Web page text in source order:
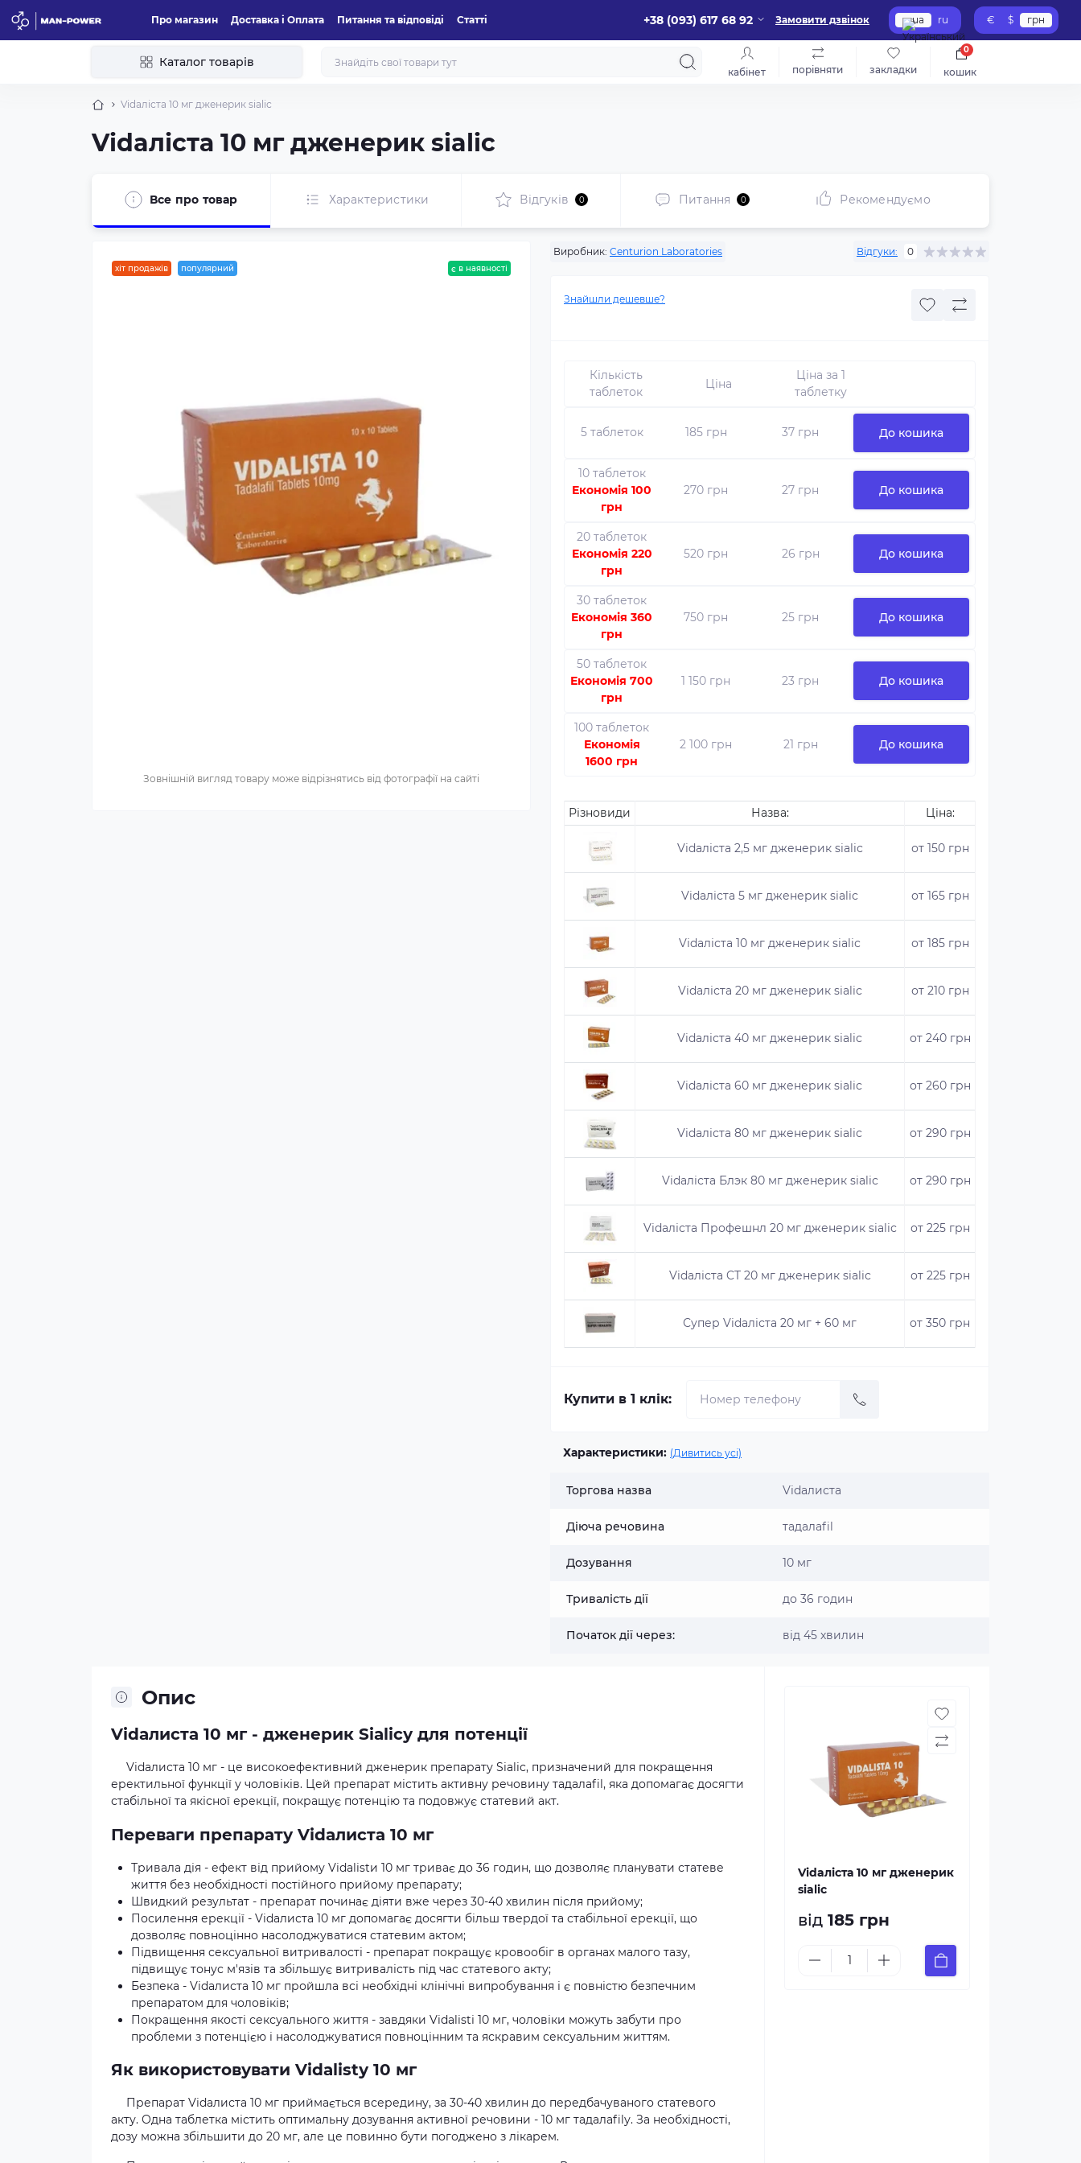
Про магазин Доставка і Оплата Питання та відповіді Статті +38 (093) 617 68 92 Замовити дзвінок ua ru € $ грн
Каталог товарів
кабінет порівняти закладки кошик
0
Vidaліста 10 мг дженерик sialiс
Vidaліста 10 мг дженерик sialiс
Все про товар Характеристики Відгуків 0 Питання 0 Рекомендуємо
хіт продажів популярний є в наявності
Зовнішній вигляд товару може відрізнятись від фотографії на сайті
Виробник: Centurion Laboratories Відгуки: 0
Знайшли дешевше?
Кількість
таблеток
Ціна
Ціна за 1
таблетку
5 таблеток 185 грн 37 грн До кошика
10 таблеток
Економія 100
грн
270 грн 27 грн До кошика
20 таблеток
Економія 220
грн
520 грн 26 грн До кошика
30 таблеток
Економія 360
грн
750 грн 25 грн До кошика
50 таблеток
Економія 700
грн
1 150 грн 23 грн До кошика
100 таблеток
Економія
1600 грн
2 100 грн 21 грн До кошика
Різновиди Назва: Ціна:
Vidaліста 2,5 мг дженерик sialiс от 150 грн
Vidaліста 5 мг дженерик sialiс от 165 грн
Vidaліста 10 мг дженерик sialiс от 185 грн
Vidaліста 20 мг дженерик sialiс от 210 грн
Vidaліста 40 мг дженерик sialiс от 240 грн
Vidaліста 60 мг дженерик sialiс от 260 грн
Vidaліста 80 мг дженерик sialiс от 290 грн
Vidaліста Блэк 80 мг дженерик sialiс от 290 грн
Vidaліста Профешнл 20 мг дженерик sialiс от 225 грн
Vidaліста CT 20 мг дженерик sialiс от 225 грн
Супер Vidaліста 20 мг + 60 мг от 350 грн
Купити в 1 клік:
Характеристики: (Дивитись усі)
Торгова назва Vidaлиста
Діюча речовина тадалafil
Дозування 10 мг
Тривалість дії до 36 годин
Початок дії через: від 45 хвилин
Опис
Vidaлиста 10 мг - дженерик Sialiсу для потенції
Vidaлиста 10 мг - це високоефективний дженерик препарату Sialiс, призначений для покращення
еректильної функції у чоловіків. Цей препарат містить активну речовину тадалafil, яка допомагає досягти
стабільної та якісної ерекції, покращує потенцію та подовжує статевий акт.
Переваги препарату Vidaлиста 10 мг
Тривала дія - ефект від прийому Vidalistи 10 мг триває до 36 годин, що дозволяє планувати статеве
життя без необхідності постійного прийому препарату;
Швидкий результат - препарат починає діяти вже через 30-40 хвилин після прийому;
Посилення ерекції - Vidaлиста 10 мг допомагає досягти більш твердої та стабільної ерекції, що
дозволяє повноцінно насолоджуватися статевим актом;
Підвищення сексуальної витривалості - препарат покращує кровообіг в органах малого тазу,
підвищує тонус м'язів та збільшує витривалість під час статевого акту;
Безпека - Vidaлиста 10 мг пройшла всі необхідні клінічні випробування і є повністю безпечним
препаратом для чоловіків;
Покращення якості сексуального життя - завдяки Vidalistі 10 мг, чоловіки можуть забути про
проблеми з потенцією і насолоджуватися повноцінним та яскравим сексуальним життям.
Як використовувати Vidalistу 10 мг
Препарат Vidaлиста 10 мг приймається всередину, за 30-40 хвилин до передбачуваного статевого
акту. Одна таблетка містить оптимальну дозування активної речовини - 10 мг тадалafilу. За необхідності,
дозу можна збільшити до 20 мг, але це повинно бути погоджено з лікарем.
Vidaліста 10 мг дженерик
sialiс
від 185 грн